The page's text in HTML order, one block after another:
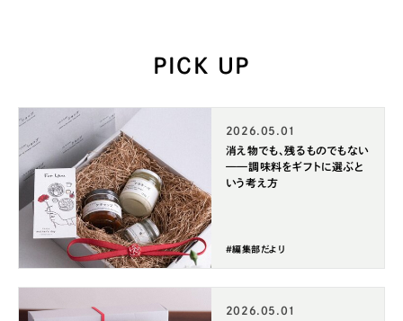
PICK UP
2026.05.01
消え物でも、残るものでもない
——調味料をギフトに選ぶと
いう考え方
#編集部だより
2026.05.01